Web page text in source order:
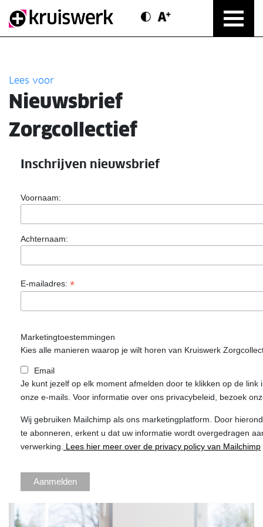
Direct door naar content
Contrast modus
Text vergroten
Lees voor
Nieuwsbrief
Zorgcollectief
Inschrijven nieuwsbrief
Voornaam:
Achternaam:
E-mailadres: *
Marketingtoestemmingen
Kies alle manieren waarop je wilt horen van Kruiswerk
Email
Je kunt jezelf op elk moment afmelden door te klikken op de link
onze e-mails. Voor informatie over ons privacybeleid, bezoek
Wij gebruiken Mailchimp als ons marketingplatform. Door
te abonneren, erkent u dat uw informatie wordt overgedragen
verwerking. Lees hier meer over de privacy policy van Mailchimp